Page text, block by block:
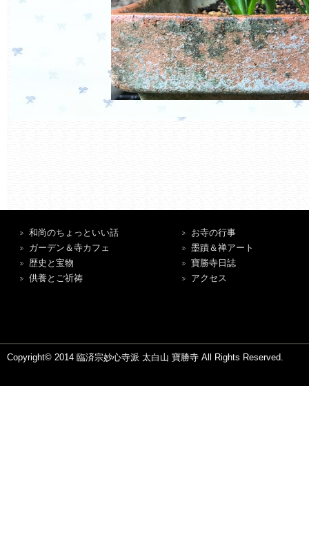
和尚のちょっといい話
ガーデン＆寺カフェ
歴史と宝物
供養とご祈祷
お寺の行事
墨蹟＆禅アート
寶勝寺日誌
アクセス
Copyright© 2014 臨済宗妙心寺派 太白山 寶勝寺 All Rights Reserved.